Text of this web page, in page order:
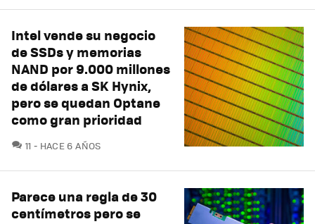
Intel vende su negocio
de SSDs y memorias
NAND por 9.000 millones
de dólares a SK Hynix,
pero se quedan Optane
como gran prioridad
11 COMENTARIOS
HACE 6 AÑOS
Parece una regla de 30
centímetros pero se